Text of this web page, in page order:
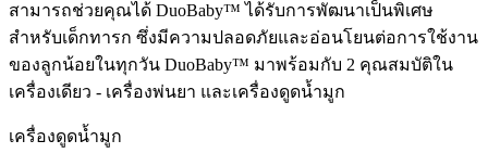
สามารถช่วยคุณได้ DuoBaby™ ได้รับการพัฒนาเป็นพิเศษ
สำหรับเด็กทารก ซึ่งมีความปลอดภัยและอ่อนโยนต่อการใช้งาน
ของลูกน้อยในทุกวัน DuoBaby™ มาพร้อมกับ 2 คุณสมบัติใน
เครื่องเดียว - เครื่องพ่นยา และเครื่องดูดน้ำมูก
เครื่องดูดน้ำมูก